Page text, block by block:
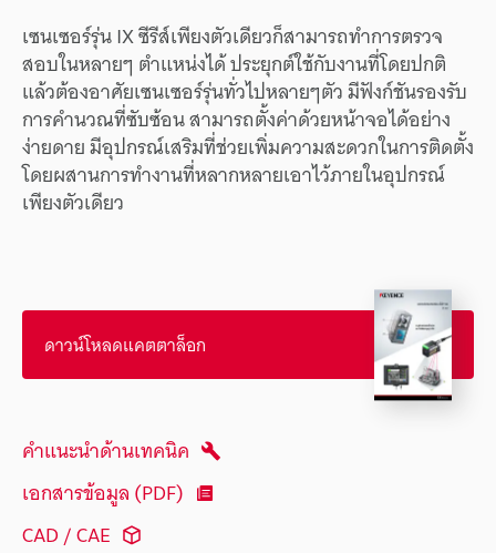
เซนเซอร์รุ่น IX ซีรีส์เพียงตัวเดียวก็สามารถทำการตรวจ
สอบในหลายๆ ตำแหน่งได้ ประยุกต์ใช้กับงานที่โดยปกติ
แล้วต้องอาศัยเซนเซอร์รุ่นทั่วไปหลายๆตัว มีฟังก์ชันรองรับ
การคำนวณที่ซับซ้อน สามารถตั้งค่าด้วยหน้าจอได้อย่าง
ง่ายดาย มีอุปกรณ์เสริมที่ช่วยเพิ่มความสะดวกในการติดตั้ง
โดยผสานการทำงานที่หลากหลายเอาไว้ภายในอุปกรณ์
เพียงตัวเดียว
ดาวน์โหลดแคตตาล็อก
คำแนะนำด้านเทคนิค
เอกสารข้อมูล (PDF)
CAD / CAE